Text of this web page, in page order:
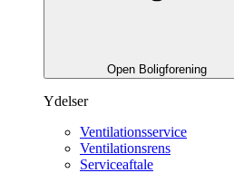
Open Boligforening
Ydelser
Ventilationsservice
Ventilationsrens
Serviceaftale